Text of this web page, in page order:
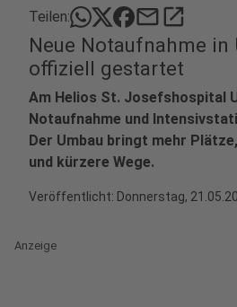
Teilen: mailopen_in_new
Neue Notaufnahme in
offiziell gestartet
Am Helios St. Josefshospital
Notaufnahme und
Der Umbau bringt mehr
und kürzere Wege.
Veröffentlicht: Donnerstag,
Anzeige